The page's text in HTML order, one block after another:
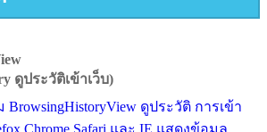
ดูประวัติเข้าเว็บ)
ดูประวัติ การเข้า
Chrome Safari และ IE แสดงข้อมูล